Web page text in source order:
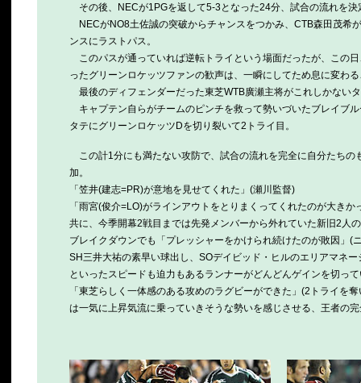
その後、NECが1PGを返して5-3となった24分、試合の流れを決
NECがNO8土佐誠の突破からチャンスをつかみ、CTB森田茂希
ンスにラストパス。
このパスが通っていれば逆転トライという場面だったが、この
ったグリーンロケッツファンの歓声は、一瞬にしてため息に変わ
最後のディフェンダーだった東芝WTB廣瀬主将がこれしかない
キャプテン自らがチームのピンチを救って勢いづいたブレイブ
タテにグリーンロケッツDを切り裂いて2トライ目。
この計1分にも満たない攻防で、試合の流れを完全に自分たち
加。
「笠井(建志=PR)が意地を見せてくれた」(瀬川監督)
「雨宮(俊介=LO)がラインアウトをとりまくってくれたのが大きか
共に、今季開幕2戦目までは先発メンバーから外れていた新旧2人
ブレイクダウンでも「プレッシャーをかけられ続けたのが敗因」(
SH三井大祐の素早い球出し、SOデイビッド・ヒルのエリアマネ
といったスピードも迫力もあるランナーがどんどんゲインを切っ
「東芝らしく一体感のある攻めのラグビーができた」(2トライを
は一気に上昇気流に乗っていきそうな勢いを感じさせる、王者の